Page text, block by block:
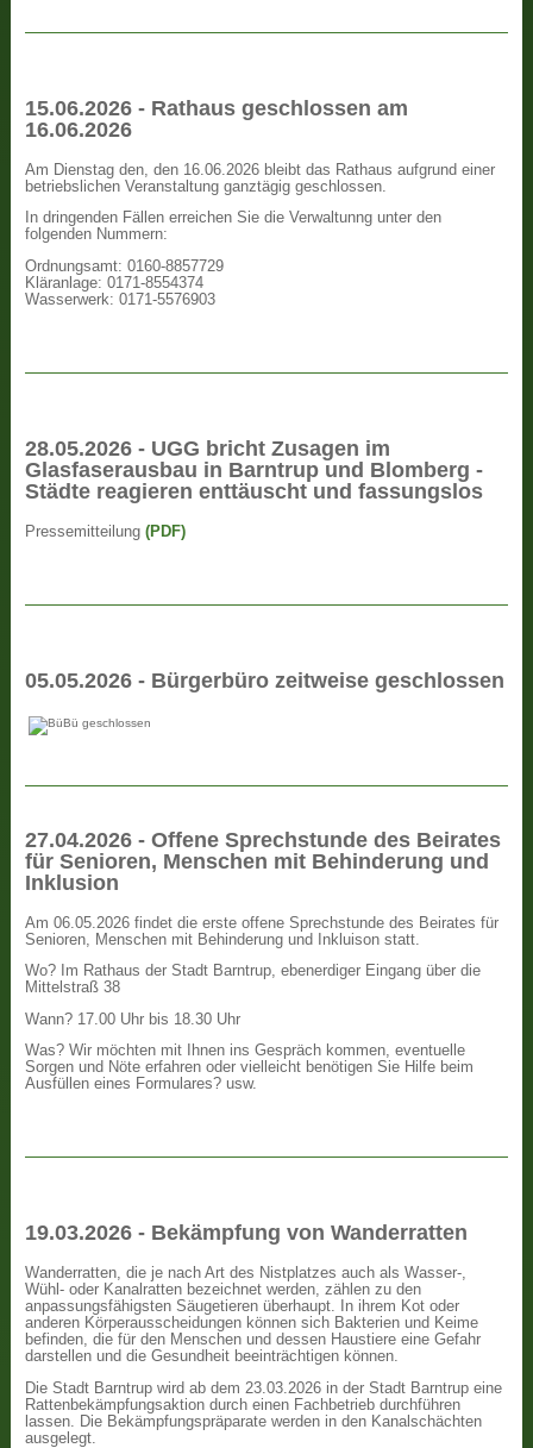
15.06.2026 - Rathaus geschlossen am
16.06.2026
Am Dienstag den, den 16.06.2026 bleibt das Rathaus aufgrund einer
betriebslichen Veranstaltung ganztägig geschlossen.
In dringenden Fällen erreichen Sie die Verwaltunng unter den
folgenden Nummern:
Ordnungsamt: 0160-8857729
Kläranlage: 0171-8554374
Wasserwerk: 0171-5576903
28.05.2026 - UGG bricht Zusagen im
Glasfaserausbau in Barntrup und Blomberg -
Städte reagieren enttäuscht und fassungslos
Pressemitteilung(PDF)
05.05.2026 - Bürgerbüro zeitweise geschlossen
27.04.2026 - Offene Sprechstunde des Beirates
für Senioren, Menschen mit Behinderung und
Inklusion
Am 06.05.2026 findet die erste offene Sprechstunde des Beirates für
Senioren, Menschen mit Behinderung und Inkluison statt.
Wo? Im Rathaus der Stadt Barntrup, ebenerdiger Eingang über die
Mittelstraß 38
Wann? 17.00 Uhr bis 18.30 Uhr
Was? Wir möchten mit Ihnen ins Gespräch kommen, eventuelle
Sorgen und Nöte erfahren oder vielleicht benötigen Sie Hilfe beim
Ausfüllen eines Formulares? usw.
19.03.2026 - Bekämpfung von Wanderratten
Wanderratten, die je nach Art des Nistplatzes auch als Wasser-,
Wühl- oder Kanalratten bezeichnet werden, zählen zu den
anpassungsfähigsten Säugetieren überhaupt. In ihrem Kot oder
anderen Körperausscheidungen können sich Bakterien und Keime
befinden, die für den Menschen und dessen Haustiere eine Gefahr
darstellen und die Gesundheit beeinträchtigen können.
Die Stadt Barntrup wird ab dem 23.03.2026 in der Stadt Barntrup eine
Rattenbekämpfungsaktion durch einen Fachbetrieb durchführen
lassen. Die Bekämpfungspräparate werden in den Kanalschächten
ausgelegt.